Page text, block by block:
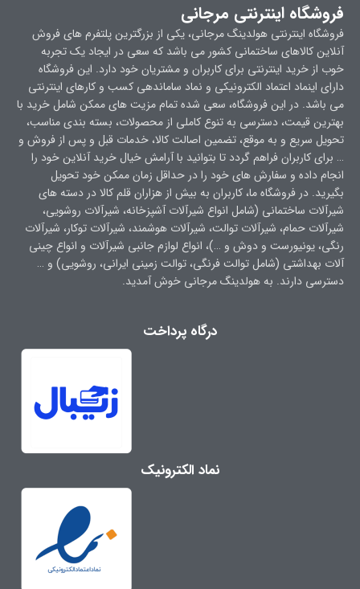
فروشگاه اینترنتی مرجانی
فروشگاه اینترنتی هولدینگ مرجانی، یکی از بزرگترین پلتفرم های فروش
آنلاین کالاهای ساختمانی کشور می باشد که سعی در ایجاد یک تجربه
خوب از خرید اینترنتی برای کاربران و مشتریان خود دارد. این فروشگاه
دارای اینماد اعتماد الکترونیکی و نماد ساماندهی کسب و کارهای اینترنتی
می باشد. در این فروشگاه، سعی شده تمام مزیت های ممکن شامل خرید با
بهترین قیمت، دسترسی به تنوع کاملی از محصولات، بسته بندی مناسب،
تحویل سریع و به موقع، تضمین اصالت کالا، خدمات قبل و پس از فروش و
… برای کاربران فراهم گردد تا بتوانید با آرامش خیال خرید آنلاین خود را
انجام داده و سفارش های خود را در حداقل زمان ممکن خود تحویل
بگیرید. در فروشگاه ما، کاربران به بیش از هزاران قلم کالا در دسته های
شیرآلات ساختمانی (شامل انواع شیرآلات آشپزخانه، شیرآلات روشویی،
شیرآلات حمام، شیرآلات توالت، شیرآلات هوشمند، شیرآلات توکار، شیرآلات
رنگی، یونیورست و دوش و …)، انواع لوازم جانبی شیرآلات و انواع چینی
آلات بهداشتی (شامل توالت فرنگی، توالت زمینی ایرانی، روشویی) و …
دسترسی دارند. به هولدینگ مرجانی خوش آمدید.
درگاه پرداخت
نماد الکترونیک